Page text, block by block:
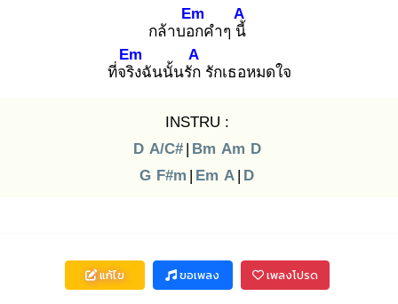
กล้าบอก
Em
คำๆ นี้
A
ที่จริง
Em
ฉันนั้นรัก
A
รักเธอหมดใจ
INSTRU :
D A/C# | Bm Am D
G F#m | Em A | D
แก้ไข ขอเพลง เพลงโปรด